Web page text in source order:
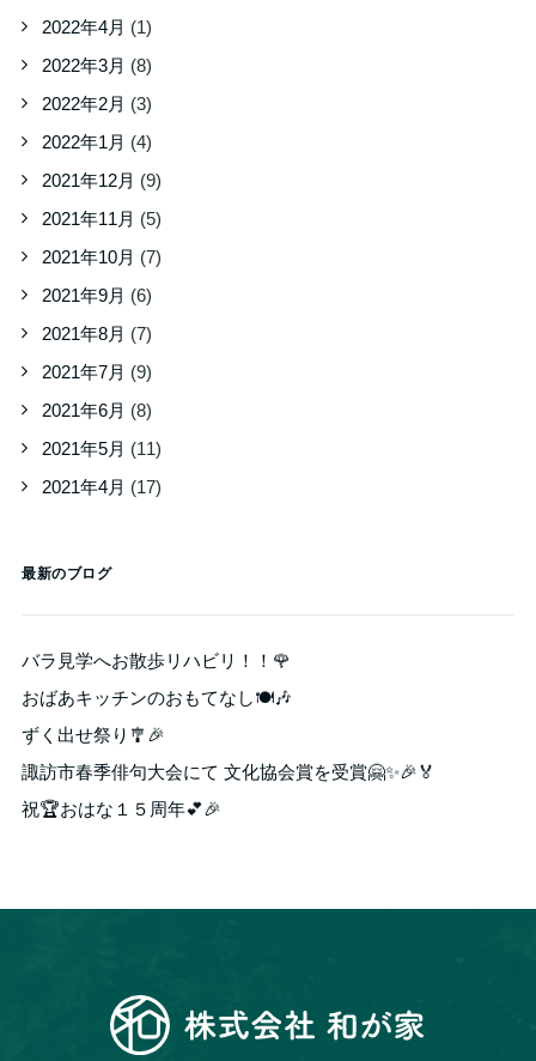
2022年4月 (1)
2022年3月 (8)
2022年2月 (3)
2022年1月 (4)
2021年12月 (9)
2021年11月 (5)
2021年10月 (7)
2021年9月 (6)
2021年8月 (7)
2021年7月 (9)
2021年6月 (8)
2021年5月 (11)
2021年4月 (17)
最新のブログ
バラ見学へお散歩リハビリ！！🌹
おばあキッチンのおもてなし🍽️🎶
ずく出せ祭り🎐🎉
諏訪市春季俳句大会にて 文化協会賞を受賞🤗✨🎉🏅
祝🏆おはな１５周年💕🎉